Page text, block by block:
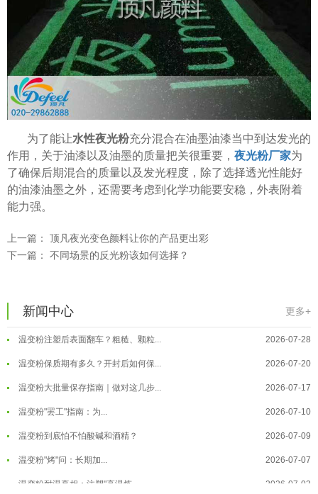
为了能让水性夜光粉充分混合在油墨油漆当中到达发光的
作用，关于油漆以及油墨的质量把关很重要， 夜光粉厂家为
了确保后期混合的质量以及发光程度，除了选择透光性能好
的油漆油墨之外，还需要考虑到化学功能要安稳，外表附着
能力强。
上一篇： 顶凡夜光变色颜料让你的产品更出彩
下一篇： 不同场景的反光粉该如何选择？
新闻中心 更多+
温变粉适合做热变还是冷变？ 2026-08-04
温变粉注塑后表面翻车？粗糙、颗粒...
温变粉保质期有多久？开封后如何保...
温变粉大批量保存指南｜做对这几步...
温变粉"罢工"指南：为...
温变粉到底怕不怕酸碱和酒精？
温变粉"烤"问：长期加...
温变粉耐温真相：注塑"高温炼...